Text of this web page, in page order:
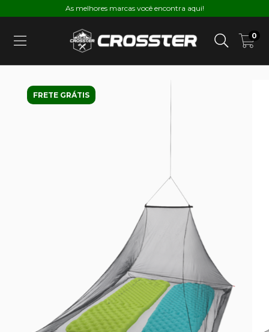
As melhores marcas você encontra aqui!
0
FRETE GRÁTIS